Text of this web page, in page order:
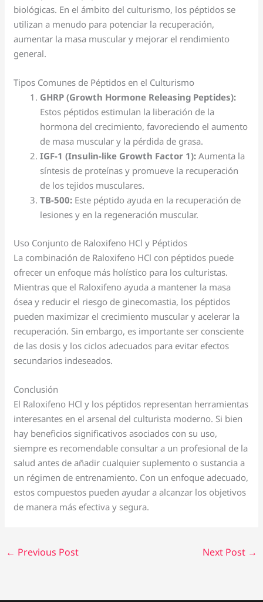
biológicas. En el ámbito del culturismo, los péptidos se
utilizan a menudo para potenciar la recuperación,
aumentar la masa muscular y mejorar el rendimiento
general.
Tipos Comunes de Péptidos en el Culturismo
GHRP (Growth Hormone Releasing Peptides):
Estos péptidos estimulan la liberación de la
hormona del crecimiento, favoreciendo el aumento
de masa muscular y la pérdida de grasa.
IGF-1 (Insulin-like Growth Factor 1): Aumenta la
síntesis de proteínas y promueve la recuperación
de los tejidos musculares.
TB-500: Este péptido ayuda en la recuperación de
lesiones y en la regeneración muscular.
Uso Conjunto de Raloxifeno HCl y Péptidos
La combinación de Raloxifeno HCl con péptidos puede
ofrecer un enfoque más holístico para los culturistas.
Mientras que el Raloxifeno ayuda a mantener la masa
ósea y reducir el riesgo de ginecomastia, los péptidos
pueden maximizar el crecimiento muscular y acelerar la
recuperación. Sin embargo, es importante ser consciente
de las dosis y los ciclos adecuados para evitar efectos
secundarios indeseados.
Conclusión
El Raloxifeno HCl y los péptidos representan herramientas
interesantes en el arsenal del culturista moderno. Si bien
hay beneficios significativos asociados con su uso,
siempre es recomendable consultar a un profesional de la
salud antes de añadir cualquier suplemento o sustancia a
un régimen de entrenamiento. Con un enfoque adecuado,
estos compuestos pueden ayudar a alcanzar los objetivos
de manera más efectiva y segura.
← Previous Post Next Post →